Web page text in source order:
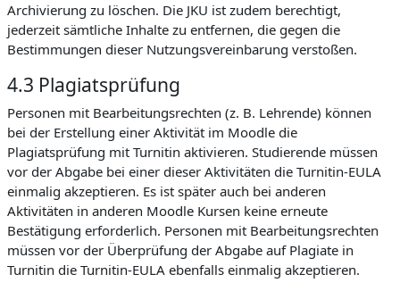
Archivierung zu löschen. Die JKU ist zudem berechtigt,
jederzeit sämtliche Inhalte zu entfernen, die gegen die
Bestimmungen dieser Nutzungsvereinbarung verstoßen.
4.3 Plagiatsprüfung
Personen mit Bearbeitungsrechten (z. B. Lehrende) können
bei der Erstellung einer Aktivität im Moodle die
Plagiatsprüfung mit Turnitin aktivieren. Studierende müssen
vor der Abgabe bei einer dieser Aktivitäten die Turnitin-EULA
einmalig akzeptieren. Es ist später auch bei anderen
Aktivitäten in anderen Moodle Kursen keine erneute
Bestätigung erforderlich. Personen mit Bearbeitungsrechten
müssen vor der Überprüfung der Abgabe auf Plagiate in
Turnitin die Turnitin-EULA ebenfalls einmalig akzeptieren.